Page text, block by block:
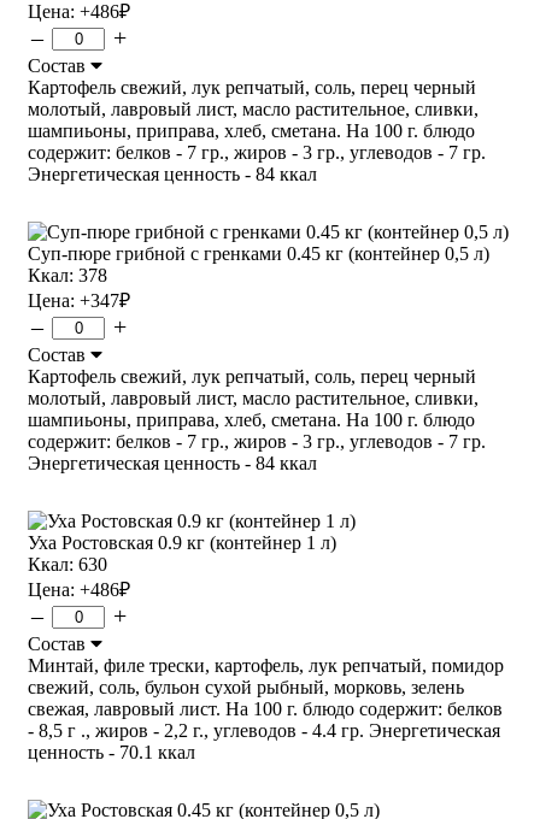
Цена: +486₽
– +
Состав
Картофель свежий, лук репчатый, соль, перец черный
молотый, лавровый лист, масло растительное, сливки,
шампиьоны, приправа, хлеб, сметана. На 100 г. блюдо
содержит: белков - 7 гр., жиров - 3 гр., углеводов - 7 гр.
Энергетическая ценность - 84 ккал
Суп-пюре грибной с гренками 0.45 кг (контейнер 0,5 л)
Ккал: 378
Цена: +347₽
– +
Состав
Картофель свежий, лук репчатый, соль, перец черный
молотый, лавровый лист, масло растительное, сливки,
шампиьоны, приправа, хлеб, сметана. На 100 г. блюдо
содержит: белков - 7 гр., жиров - 3 гр., углеводов - 7 гр.
Энергетическая ценность - 84 ккал
Уха Ростовская 0.9 кг (контейнер 1 л)
Ккал: 630
Цена: +486₽
– +
Состав
Минтай, филе трески, картофель, лук репчатый, помидор
свежий, соль, бульон сухой рыбный, морковь, зелень
свежая, лавровый лист. На 100 г. блюдо содержит: белков
- 8,5 г ., жиров - 2,2 г., углеводов - 4.4 гр. Энергетическая
ценность - 70.1 ккал